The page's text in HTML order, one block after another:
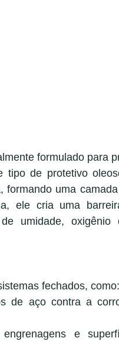
formulado para
tipo de protetivo
uma
ele cria uma
umidade, oxigênio
fechados, como:
de aço contra a
e